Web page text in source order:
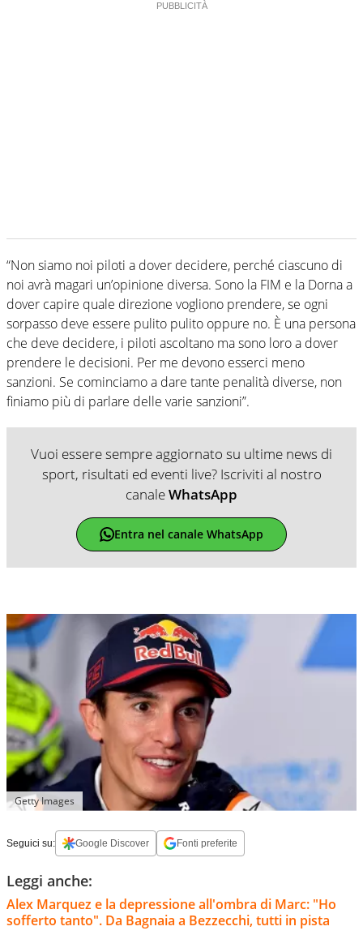
“Non siamo noi piloti a dover decidere, perché ciascuno di
noi avrà magari un’opinione diversa. Sono la FIM e la Dorna a
dover capire quale direzione vogliono prendere, se ogni
sorpasso deve essere pulito pulito oppure no. È una persona
che deve decidere, i piloti ascoltano ma sono loro a dover
prendere le decisioni. Per me devono esserci meno
sanzioni. Se cominciamo a dare tante penalità diverse, non
finiamo più di parlare delle varie sanzioni”.
Vuoi essere sempre aggiornato su ultime news di
sport, risultati ed eventi live? Iscriviti al nostro
canaleWhatsApp
Entra nel canale WhatsApp
Getty Images
Seguici su: Google Discover Fonti preferite
Leggi anche:
Alex Marquez e la depressione all'ombra di Marc: "Ho
sofferto tanto". Da Bagnaia a Bezzecchi, tutti in pista